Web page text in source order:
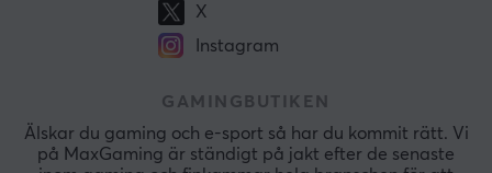
X
Instagram
GAMINGBUTIKEN
Älskar du gaming och e-sport så har du kommit rätt. Vi
på MaxGaming är ständigt på jakt efter de senaste